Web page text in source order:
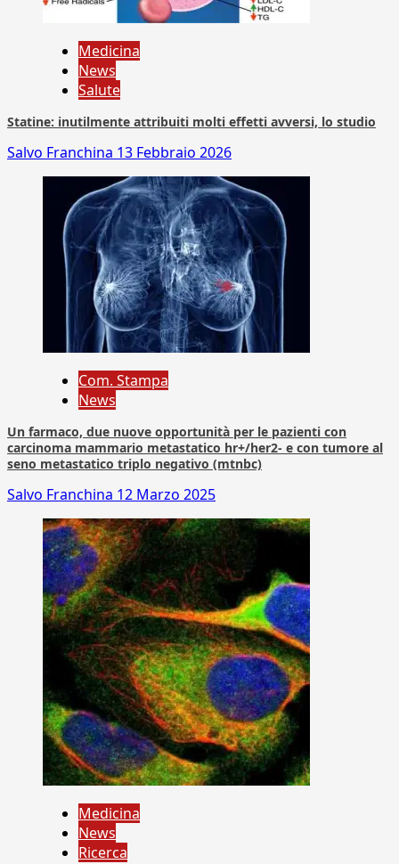
Medicina
News
Salute
Statine: inutilmente attribuiti molti effetti avversi, lo studio
Salvo Franchina 13 Febbraio 2026
Com. Stampa
News
Un farmaco, due nuove opportunità per le pazienti con
carcinoma mammario metastatico hr+/her2- e con tumore al
seno metastatico triplo negativo (mtnbc)
Salvo Franchina 12 Marzo 2025
Medicina
News
Ricerca